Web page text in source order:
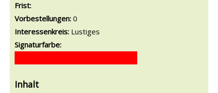
Frist:
Vorbestellungen: 0
Interessenkreis: Lustiges
Signaturfarbe:
Inhalt